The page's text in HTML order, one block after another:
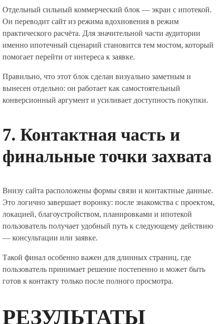
Отдельный сильный коммерческий блок — экран с ипотекой.
Он переводит сайт из режима вдохновения в режим
практического расчёта. Для значительной части аудитории
именно ипотечный сценарий становится тем мостом, который
помогает перейти от интереса к заявке.
Правильно, что этот блок сделан визуально заметным и
вынесен отдельно: он работает как самостоятельный
конверсионный аргумент и усиливает доступность покупки.
7. Контактная часть и
финальные точки захвата
Внизу сайта расположены формы связи и контактные данные.
Это логично завершает воронку: после знакомства с проектом,
локацией, благоустройством, планировками и ипотекой
пользователь получает удобный путь к следующему действию
— консультации или заявке.
Такой финал особенно важен для длинных страниц, где
пользователь принимает решение постепенно и может быть
готов к контакту только после полного просмотра.
РЕЗУЛЬТАТЫ